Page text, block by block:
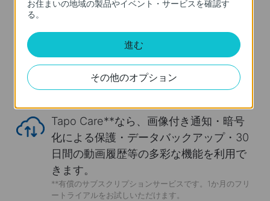
2Kの映像を最長840時間（約35日間）録
画可能とされているので、ストレージの
容量に悩まされることなく保存できま
す。†
Tapo Care**なら、画像付き通知・暗号
化による保護・データバックアップ・30
日間の動画履歴等の多彩な機能を利用で
きます。
**有償のサブスクリプションサービスです。1か月のフリ
ートライアルをお試しいただけます。
お住まいの地域の製品やイベント・サービスを確認す
る。
進む
その他のオプション